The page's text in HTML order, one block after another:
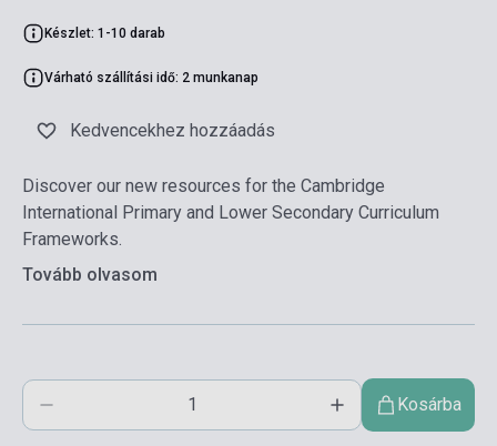
Készlet: 1-10 darab
Várható szállítási idő: 2 munkanap
Kedvencekhez hozzáadás
Discover our new resources for the Cambridge
International Primary and Lower Secondary Curriculum
Frameworks.
Tovább olvasom
Kosárba